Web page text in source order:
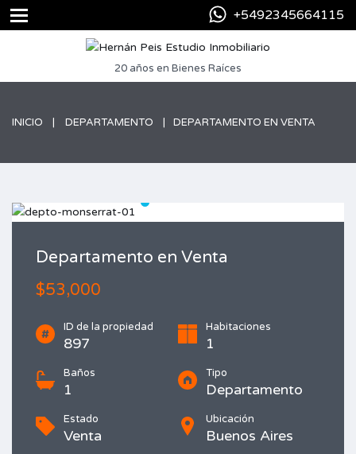
+5492345664115
20 años en Bienes Raíces
INICIO DEPARTAMENTO DEPARTAMENTO EN VENTA
Departamento en Venta
$53,000
ID de la propiedad
897
Habitaciones
1
Baños
1
Tipo
Departamento
Estado
Venta
Ubicación
Buenos Aires